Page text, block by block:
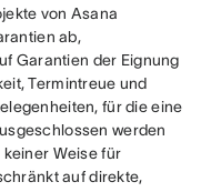
von Asana
ab,
Garantien der Eignung
Termintreue und
für die eine
werden
Weise für
auf direkte,